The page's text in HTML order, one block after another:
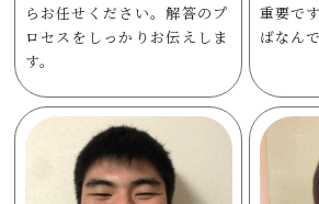
らお任せください。解答のプ
ロセスをしっかりお伝えしま
す。
重要で
ばなん